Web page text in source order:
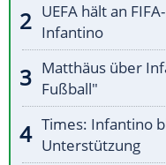
UEFA hält an
Infantino
Matthäus über
Fußball"
Times: Infantino
Unterstützung